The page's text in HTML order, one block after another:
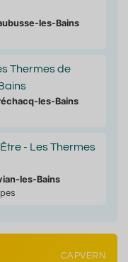
les-Bains
Thermes de
les-Bains
- Les Thermes
les-Bains
CAPVERN